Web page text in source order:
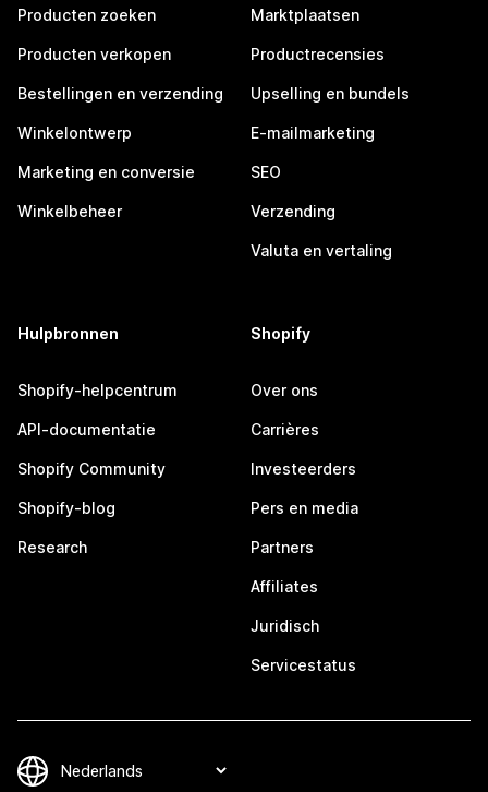
Producten zoeken
Producten verkopen
Bestellingen en verzending
Winkelontwerp
Marketing en conversie
Winkelbeheer
Marktplaatsen
Productrecensies
Upselling en bundels
E-mailmarketing
SEO
Verzending
Valuta en vertaling
Hulpbronnen
Shopify-helpcentrum
API-documentatie
Shopify Community
Shopify-blog
Research
Shopify
Over ons
Carrières
Investeerders
Pers en media
Partners
Affiliates
Juridisch
Servicestatus